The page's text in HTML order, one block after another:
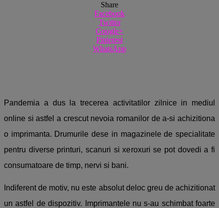
Share
Facebook
Twitter
Google+
Pinterest
WhatsApp
Pandemia a dus la trecerea activitatilor zilnice in mediul
online si astfel a crescut nevoia romanilor de a-si achizitiona
o imprimanta. Drumurile dese in magazinele de specialitate
pentru diverse printuri, scanuri si xeroxuri se pot dovedi a fi
consumatoare de timp, nervi si bani.
Indiferent de motiv, nu este absolut deloc greu de achizitionat
un astfel de dispozitiv.
Imprimantele nu s-au schimbat foarte